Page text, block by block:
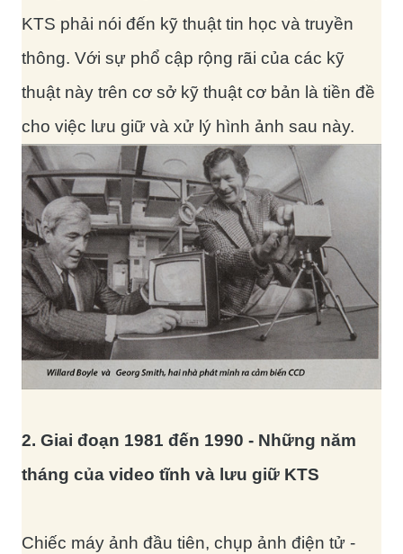
KTS phải nói đến kỹ thuật tin học và truyền
thông. Với sự phổ cập rộng rãi của các kỹ
thuật này trên cơ sở kỹ thuật cơ bản là tiền đề
cho việc lưu giữ và xử lý hình ảnh sau này.
2. Giai đoạn 1981 đến 1990 - Những năm
tháng của video tĩnh và lưu giữ KTS
Chiếc máy ảnh đầu tiên, chụp ảnh điện tử -